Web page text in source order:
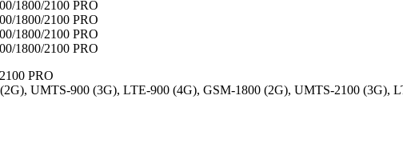
PRO
UMTS-900 (3G), LTE-900 (4G), GSM-1800 (2G), UMTS-2100 (3G),